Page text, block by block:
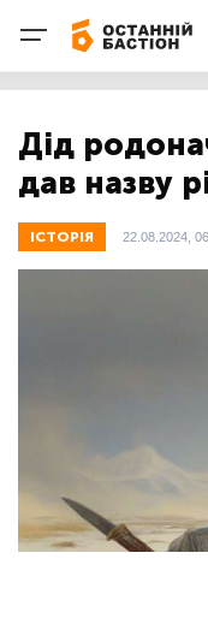
Дід
дав назву
ІСТОРІЯ 22.08.2024,